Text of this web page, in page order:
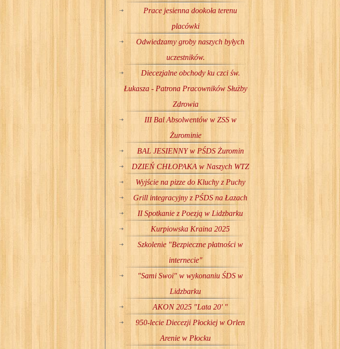
Prace jesienna dookoła terenu
placówki
Odwiedzamy groby naszych byłych
uczestników.
Diecezjalne obchody ku czci św.
Łukasza - Patrona Pracowników Służby
Zdrowia
III Bal Absolwentów w ZSS w
Żurominie
BAL JESIENNY w PŚDS Żuromin
DZIEŃ CHŁOPAKA w Naszych WTZ
Wyjście na pizze do Kluchy z Puchy
Grill integracyjny z PŚDS na Łazach
II Spotkanie z Poezją w Lidzbarku
Kurpiowska Kraina 2025
Szkolenie "Bezpieczne płatności w
internecie"
"Sami Swoi" w wykonaniu ŚDS w
Lidzbarku
AKON 2025 "Lata 20' "
950-lecie Diecezji Płockiej w Orlen
Arenie w Płocku